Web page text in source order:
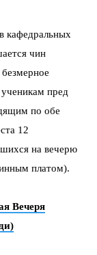
кафедральных
чин
пред
по обе
12
на вечерю
платом).
Вечеря